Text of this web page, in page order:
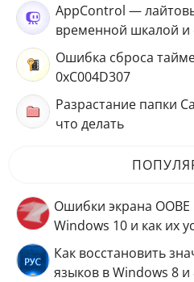
AppControl —
временной шкалой
Ошибка сброса
0xC004D307
Разрастание папки
что делать
Ошибки экрана
Windows 10 и как их
Как восстановить
языков в Windows 8 и